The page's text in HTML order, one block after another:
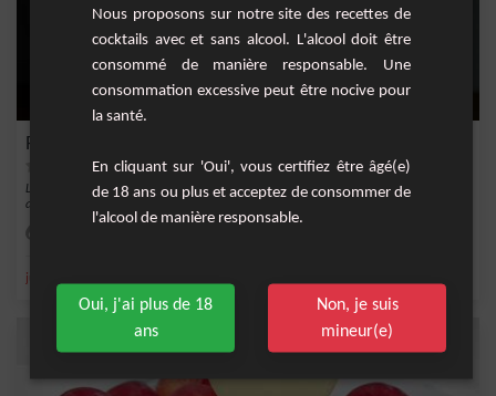
Petite fleur
Le cocktail que nous allons vous présenter est un mélange frais et délicat qui
associe...
jus de fraise
Nous proposons sur notre site des recettes de
cocktails avec et sans alcool. L'alcool doit être
consommé de manière responsable. Une
consommation excessive peut être nocive pour
la santé.
En cliquant sur 'Oui', vous certifiez être âgé(e)
de 18 ans ou plus et acceptez de consommer de
l'alcool de manière responsable.
Oui, j'ai plus de 18
ans
Non, je suis
mineur(e)